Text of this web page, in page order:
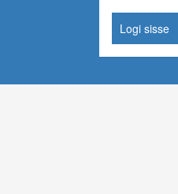
Logi sisse